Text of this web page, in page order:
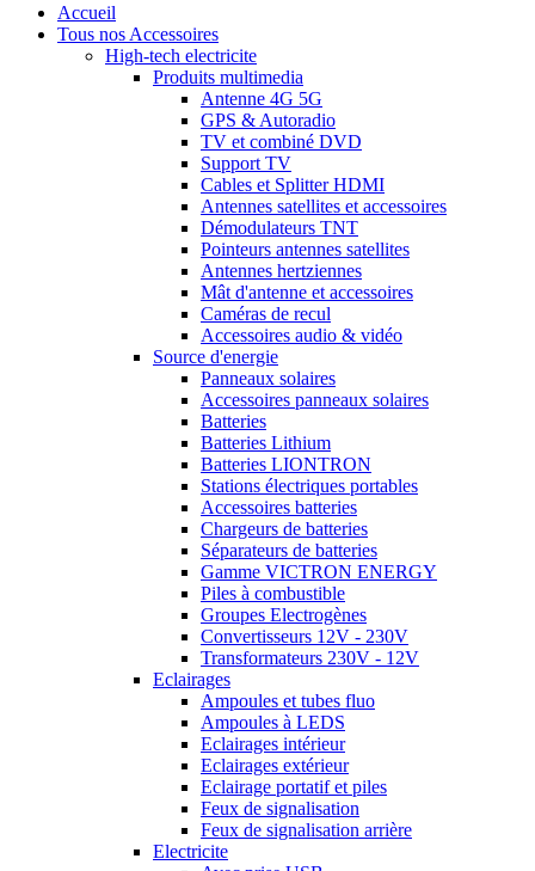
Accueil
Tous nos Accessoires
High-tech electricite
Produits multimedia
Antenne 4G 5G
GPS & Autoradio
TV et combiné DVD
Support TV
Cables et Splitter HDMI
Antennes satellites et accessoires
Démodulateurs TNT
Pointeurs antennes satellites
Antennes hertziennes
Mât d'antenne et accessoires
Caméras de recul
Accessoires audio & vidéo
Source d'energie
Panneaux solaires
Accessoires panneaux solaires
Batteries
Batteries Lithium
Batteries LIONTRON
Stations électriques portables
Accessoires batteries
Chargeurs de batteries
Séparateurs de batteries
Gamme VICTRON ENERGY
Piles à combustible
Groupes Electrogènes
Convertisseurs 12V - 230V
Transformateurs 230V - 12V
Eclairages
Ampoules et tubes fluo
Ampoules à LEDS
Eclairages intérieur
Eclairages extérieur
Eclairage portatif et piles
Feux de signalisation
Feux de signalisation arrière
Electricite